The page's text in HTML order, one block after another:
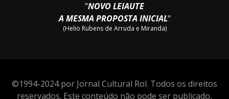
"NOVO LEIAUTE
A MESMA PROPOSTA INICIAL"
(Helio Rubens de Arruda e Miranda)
©1994-2024 por Jornal Cultural Rol. Todos os direitos
reservados. Este conteúdo não pode ser publicado,